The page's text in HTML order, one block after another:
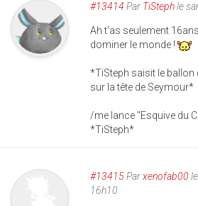
#13414 Par TiStephle
Ah t'as seulement
dominer le monde !
*TiSteph saisit le ballon
sur la tête de Seymour*
/me lance "Esquive du
*TiSteph*
#13415Parxenofab00
16h10